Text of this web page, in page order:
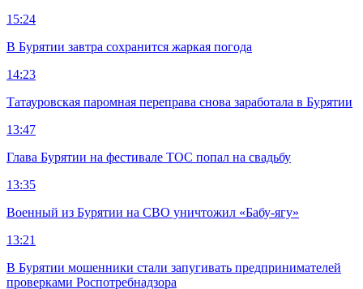
15:24
В Бурятии завтра сохранится жаркая погода
14:23
Татауровская паромная переправа снова заработала в Бурятии
13:47
Глава Бурятии на фестивале ТОС попал на свадьбу
13:35
Военный из Бурятии на СВО уничтожил «Бабу-ягу»
13:21
В Бурятии мошенники стали запугивать предпринимателей
проверками Роспотребнадзора